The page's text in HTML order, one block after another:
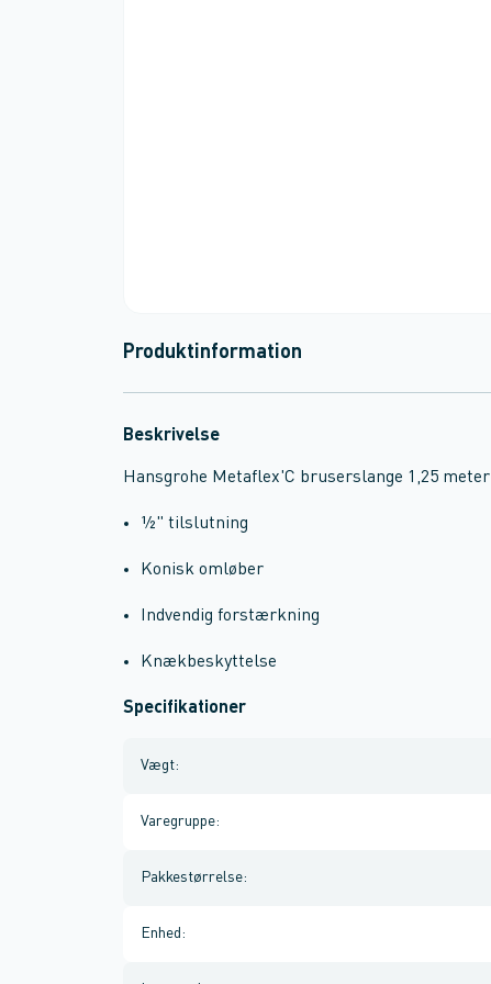
Produktinformation
Beskrivelse
Hansgrohe Metaflex'C bruserslange 1,25 meter
½" tilslutning
Konisk omløber
Indvendig forstærkning
Knækbeskyttelse
Specifikationer
Vægt:
Varegruppe:
Pakkestørrelse:
Enhed :